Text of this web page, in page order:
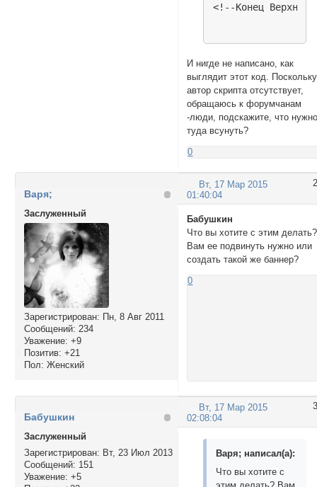
<!--Конец Верхней
И нигде не написано, как
выглядит этот код. Поскольку
автор скрипта отсутствует,
обращаюсь к форумчанам
-люди, подскажите, что
туда всунуть?
0
2
Вт, 17 Мар 2015
01:40:04
Варя;
Заслуженный
Зарегистрирован: Пн, 8 Авг 2011
Сообщений: 234
Уважение: +9
Позитив: +21
Пол: Женский
Бабушкин
Что вы хотите с этим делать?
Вам ее подвинуть нужно или
создать такой же баннер?
0
3
Вт, 17 Мар 2015
02:08:04
Бабушкин
Заслуженный
Зарегистрирован: Вт, 23 Июл 2013
Сообщений: 151
Уважение: +5
Варя; написал(а):
Что вы хотите с